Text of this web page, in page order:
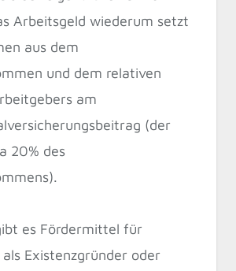
Arbeitsgeld wiederum setzt
aus dem
und dem relativen
am
(der
20% des
es Fördermittel für
Existenzgründer oder